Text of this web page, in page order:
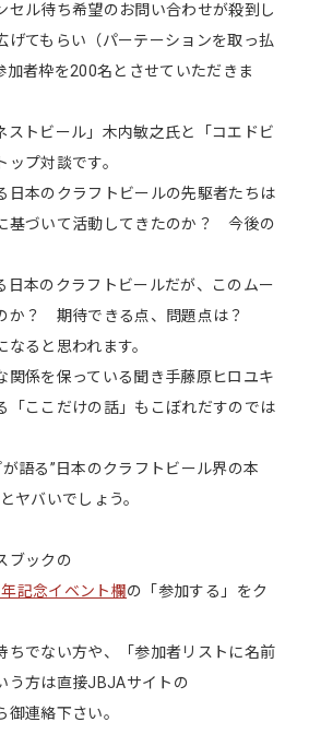
セル待ち希望のお問い合わせが殺到し
げてもらい（パーテーションを取っ払
加者枠を200名とさせていただきま
ストビール」木内敏之氏と「コエドビ
プ対談です。
日本のクラフトビールの先駆者たちは
基づいて活動してきたのか？ 今後の
日本のクラフトビールだが、このムー
か？ 期待できる点、問題点は？
ると思われます。
関係を保っている聞き手藤原ヒロユキ
「ここだけの話」もこぼれだすのでは
語る”日本のクラフトビール界の本
ヤバいでしょう。
ブックの
記念イベント欄の「参加する」をク
ちでない方や、「参加者リストに名前
う方は直接JBJAサイトの
御連絡下さい。